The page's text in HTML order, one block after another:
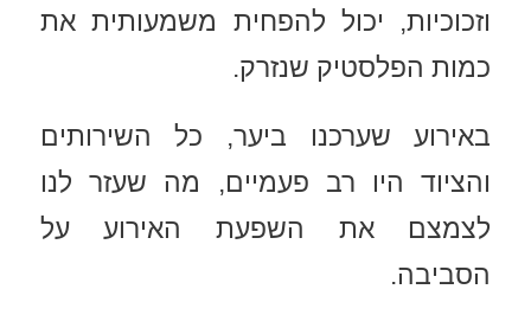
וזכוכיות, יכול להפחית משמעותית את
כמות הפלסטיק שנזרק.
באירוע שערכנו ביער, כל השירותים
והציוד היו רב פעמיים, מה שעזר לנו
לצמצם את השפעת האירוע על
הסביבה.